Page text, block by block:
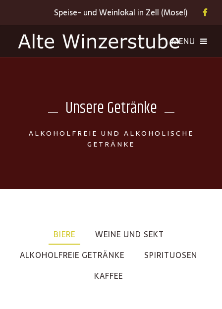
Speise- und Weinlokal in Zell (Mosel)
Unsere Getränke
ALKOHOLFREIE UND ALKOHOLISCHE
GETRÄNKE
BIERE
WEINE UND SEKT
ALKOHOLFREIE GETRÄNKE
SPIRITUOSEN
KAFFEE